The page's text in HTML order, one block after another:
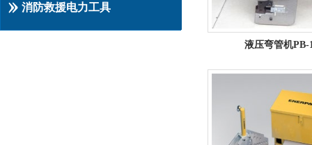
消防救援电力工具
液压弯管机PB-